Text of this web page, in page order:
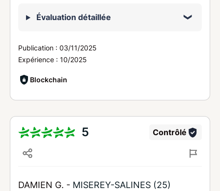
Évaluation détaillée
Publication : 03/11/2025
Expérience : 10/2025
Blockchain
5 Contrôlé
DAMIEN G. - MISEREY-SALINES (25)